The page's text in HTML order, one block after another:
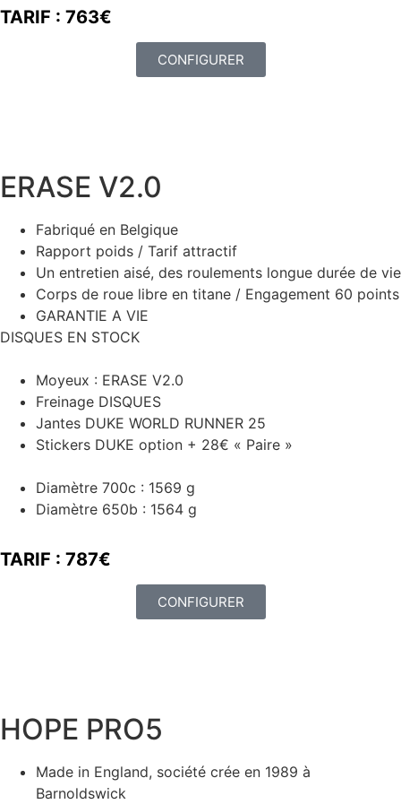
TARIF : 763€
CONFIGURER
ERASE V2.0
Fabriqué en Belgique
Rapport poids / Tarif attractif
Un entretien aisé, des roulements longue durée de vie
Corps de roue libre en titane / Engagement 60 points
GARANTIE A VIE
DISQUES EN STOCK
Moyeux : ERASE V2.0
Freinage DISQUES
Jantes DUKE WORLD RUNNER 25
Stickers DUKE option + 28€ « Paire »
Diamètre 700c : 1569 g
Diamètre 650b : 1564 g
TARIF : 787€
CONFIGURER
HOPE PRO5
Made in England, société crée en 1989 à
Barnoldswick